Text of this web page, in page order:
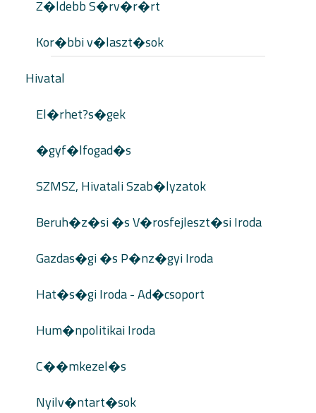
Z�ldebb S�rv�r�rt
Kor�bbi v�laszt�sok
Hivatal
El�rhet?s�gek
�gyf�lfogad�s
SZMSZ, Hivatali Szab�lyzatok
Beruh�z�si �s V�rosfejleszt�si Iroda
Gazdas�gi �s P�nz�gyi Iroda
Hat�s�gi Iroda - Ad�csoport
Hum�npolitikai Iroda
C��mkezel�s
Nyilv�ntart�sok